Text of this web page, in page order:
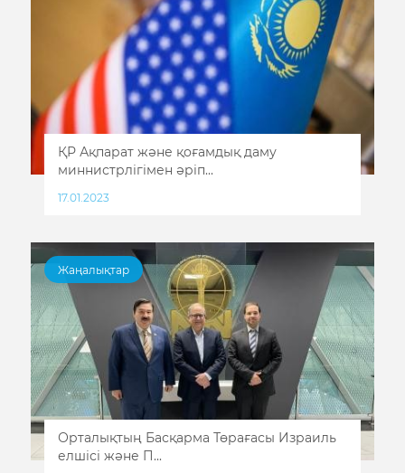
ҚР Ақпарат және қоғамдық даму
миннистрлігімен әріп...
17.01.2023
Жаңалықтар
Орталықтың Басқарма Төрағасы Израиль
елшісі және П...